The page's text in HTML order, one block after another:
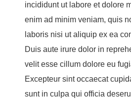
incididunt ut labore et dolore
enim ad minim veniam, quis
laboris nisi ut aliquip ex ea
Duis aute irure dolor in
velit esse cillum dolore eu
Excepteur sint occaecat
sunt in culpa qui officia